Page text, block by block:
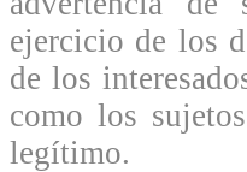
ejercicio de los
de los
como los
legítimo.